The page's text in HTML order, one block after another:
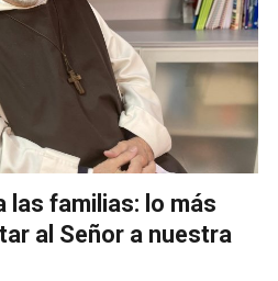
las familias: lo más
al Señor a nuestra